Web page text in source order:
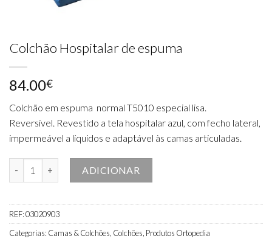
Colchão Hospitalar de espuma
84.00€
Colchão em espuma normal T5010 especial lisa.
Reversível. Revestido a tela hospitalar azul, com fecho lateral,
impermeável a líquidos e adaptável às camas articuladas.
ADICIONAR
REF:03020903
Categorias: Camas & Colchões, Colchões, Produtos Ortopedia